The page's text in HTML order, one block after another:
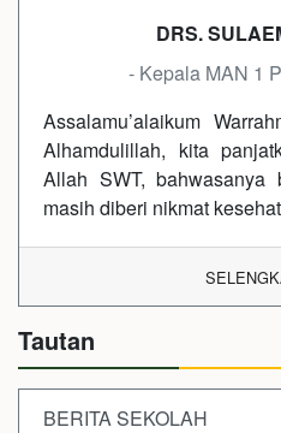
DRS.
- Kepala MAN 1
Assalamu’alaikum
Alhamdulillah, kita
Allah SWT, bahwasanya
masih diberi nikmat
Tautan
BERITA SEKOLAH